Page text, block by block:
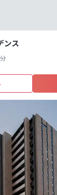
ンス